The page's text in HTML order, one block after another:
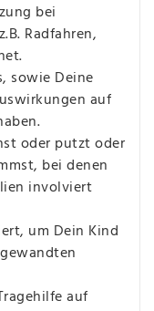
bei
Radfahren,
sowie Deine
auf
oder putzt oder
bei denen
involviert
um Dein Kind
auf